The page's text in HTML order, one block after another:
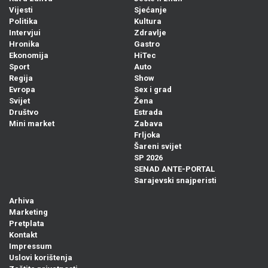
Vijesti
Politika
Intervjui
Hronika
Ekonomija
Sport
Regija
Evropa
Svijet
Društvo
Mini market
Sjećanje
Kultura
Zdravlje
Gastro
HiTec
Auto
Show
Sex i grad
Žena
Estrada
Zabava
Frljoka
Šareni svijet
SP 2026
SENAD ANTE-PORTAL
Sarajevski snajperisti
Arhiva
Marketing
Pretplata
Kontakt
Impressum
Uslovi korištenja